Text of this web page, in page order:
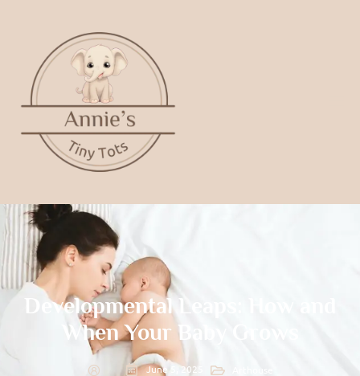
Developmental Leaps: How and
When Your Baby Grows
June 5, 2025